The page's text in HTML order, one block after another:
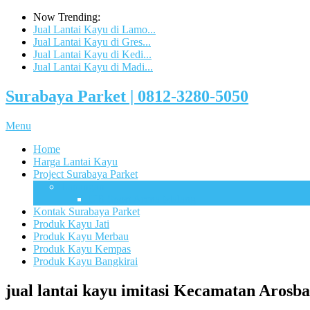
Now Trending:
Jual Lantai Kayu di Lamo...
Jual Lantai Kayu di Gres...
Jual Lantai Kayu di Kedi...
Jual Lantai Kayu di Madi...
Surabaya Parket | 0812-3280-5050
Menu
Home
Harga Lantai Kayu
Project Surabaya Parket
Kontak Surabaya Parket
Produk Kayu Jati
Produk Kayu Merbau
Produk Kayu Kempas
Produk Kayu Bangkirai
jual lantai kayu imitasi Kecamatan